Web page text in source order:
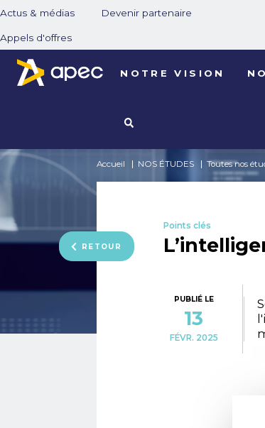
Actus & médias Devenir partenaire
Appels d'offres
NOTRE VISION
Accueil NOS ÉTUDES Toutes nos
RETOUR
Points clés
PUBLIÉ LE
13
FÉVR. 2025